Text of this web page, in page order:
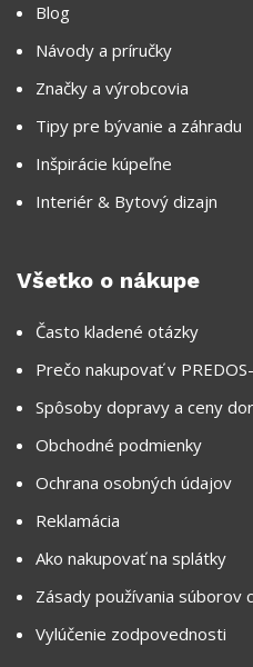
Blog
Návody a príručky
Značky a výrobcovia
Tipy pre bývanie a záhradu
Inšpirácie kúpeľne
Interiér & Bytový dizajn
Všetko o nákupe
Často kladené otázky
Prečo nakupovať v
Spôsoby dopravy a ceny
Obchodné podmienky
Ochrana osobných údajov
Reklamácia
Ako nakupovať na splátky
Zásady používania súborov
Vylúčenie zodpovednosti